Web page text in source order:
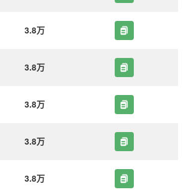
3.8万
3.8万
3.8万
3.8万
3.8万